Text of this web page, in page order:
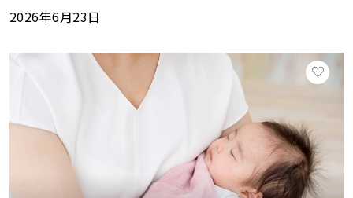
2026年6月23日